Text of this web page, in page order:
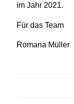
im Jahr 2021.
Für das Team
Romana Müller